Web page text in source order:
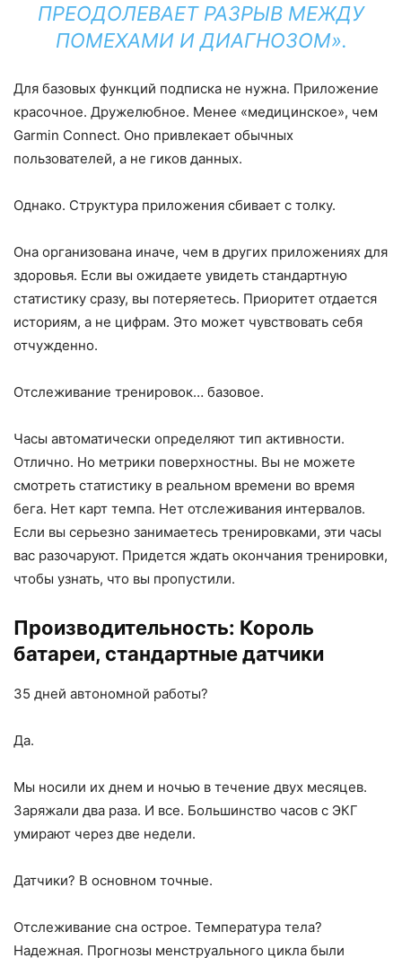
ПРЕОДОЛЕВАЕТ РАЗРЫВ МЕЖДУ
ПОМЕХАМИ И ДИАГНОЗОМ».
Для базовых функций подписка не нужна. Приложение
красочное. Дружелюбное. Менее «медицинское», чем
Garmin Connect. Оно привлекает обычных
пользователей, а не гиков данных.
Однако. Структура приложения сбивает с толку.
Она организована иначе, чем в других приложениях для
здоровья. Если вы ожидаете увидеть стандартную
статистику сразу, вы потеряетесь. Приоритет отдается
историям, а не цифрам. Это может чувствовать себя
отчужденно.
Отслеживание тренировок… базовое.
Часы автоматически определяют тип активности.
Отлично. Но метрики поверхностны. Вы не можете
смотреть статистику в реальном времени во время
бега. Нет карт темпа. Нет отслеживания интервалов.
Если вы серьезно занимаетесь тренировками, эти часы
вас разочаруют. Придется ждать окончания тренировки,
чтобы узнать, что вы пропустили.
Производительность: Король
батареи, стандартные датчики
35 дней автономной работы?
Да.
Мы носили их днем и ночью в течение двух месяцев.
Заряжали два раза. И все. Большинство часов с ЭКГ
умирают через две недели.
Датчики? В основном точные.
Отслеживание сна острое. Температура тела?
Надежная. Прогнозы менструального цикла были